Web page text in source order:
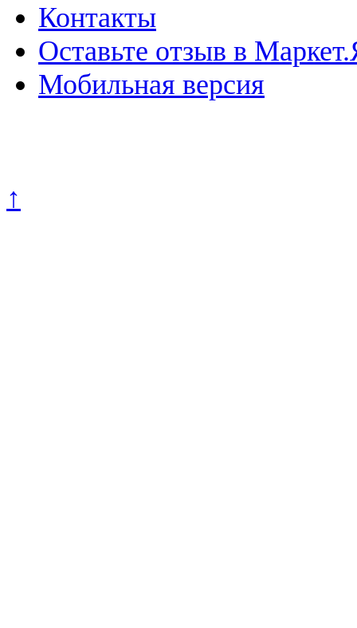
Контакты
Оставьте отзыв в
Мобильная версия
↑